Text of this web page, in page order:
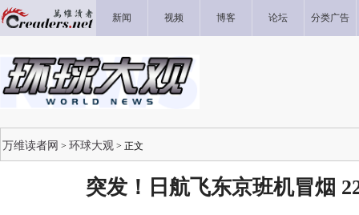
新闻 视频 博客 论坛 分类广告
万维读者网 > 环球大观 > 正文
突发！日航飞东京班机冒烟